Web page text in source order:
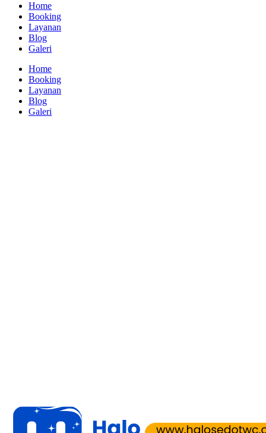
Home
Booking
Layanan
Blog
Galeri
Home
Booking
Layanan
Blog
Galeri